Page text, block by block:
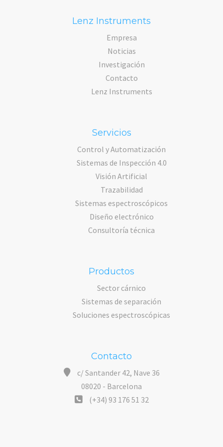
Lenz Instruments
Empresa
Noticias
Investigación
Contacto
Lenz Instruments
Servicios
Control y Automatización
Sistemas de Inspección 4.0
Visión Artificial
Trazabilidad
Sistemas espectroscópicos
Diseño electrónico
Consultoría técnica
Productos
Sector cárnico
Sistemas de separación
Soluciones espectroscópicas
Contacto
c/ Santander 42, Nave 36
08020 - Barcelona
(+34) 93 176 51 32